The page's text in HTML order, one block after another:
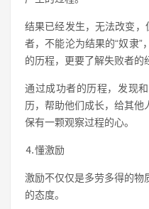
结果已经发生，无法改变，
者，不能沦为结果的“奴隶
的历程，更要了解失败者的
通过成功者的历程，发现
历，帮助他们成长，给其他
保有一颗观察过程的心。
⒋懂激励
激励不仅仅是多劳多得的物
的态度。